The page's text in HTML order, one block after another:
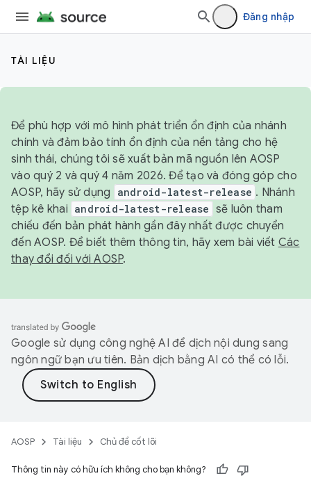
Đăng nhập
TÀI LIỆU
Để phù hợp với mô hình phát triển ổn định của nhánh
chính và đảm bảo tính ổn định của nền tảng cho hệ
sinh thái, chúng tôi sẽ xuất bản mã nguồn lên AOSP
vào quý 2 và quý 4 năm 2026. Để tạo và đóng góp cho
AOSP, hãy sử dụng
android-latest-release . Nhánh
tệp kê khai android-latest-release sẽ luôn tham
chiếu đến bản phát hành gần đây nhất được chuyển
đến AOSP. Để biết thêm thông tin, hãy xem bài viết Các
thay đổi đối với AOSP.
Google sử dụng công nghệ AI để dịch nội dung sang
ngôn ngữ bạn ưu tiên. Bản dịch bằng AI có thể có lỗi.
AOSP Tài liệu Chủ đề cốt lõi
Thông tin này có hữu ích không cho bạn không?